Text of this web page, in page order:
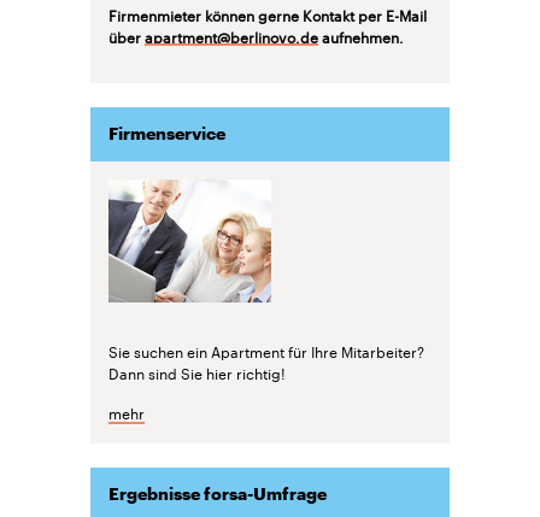
Firmenmieter können gerne Kontakt per E-Mail
überapartment@berlinovo.deaufnehmen.
Firmenservice
Sie suchen ein Apartment für Ihre Mitarbeiter?
Dann sind Sie hier richtig!
mehr
Ergebnisse forsa-Umfrage